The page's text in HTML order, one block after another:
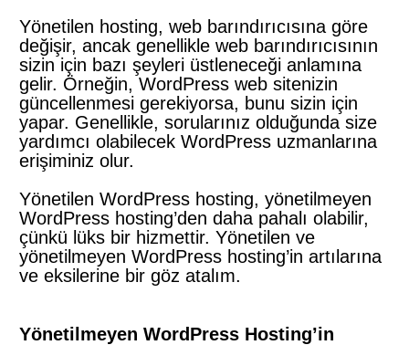
Yönetilen hosting, web barındırıcısına göre
değişir, ancak genellikle web barındırıcısının
sizin için bazı şeyleri üstleneceği anlamına
gelir. Örneğin, WordPress web sitenizin
güncellenmesi gerekiyorsa, bunu sizin için
yapar. Genellikle, sorularınız olduğunda size
yardımcı olabilecek WordPress uzmanlarına
erişiminiz olur.
Yönetilen WordPress hosting, yönetilmeyen
WordPress hosting’den daha pahalı olabilir,
çünkü lüks bir hizmettir. Yönetilen ve
yönetilmeyen WordPress hosting’in artılarına
ve eksilerine bir göz atalım.
Yönetilmeyen WordPress Hosting’in